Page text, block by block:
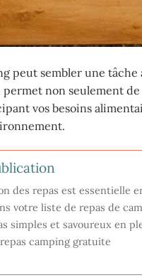
peut sembler une
non seulement
vos besoins
des repas est essentielle
votre liste de repas de
simples et savoureux en
camping gratuite